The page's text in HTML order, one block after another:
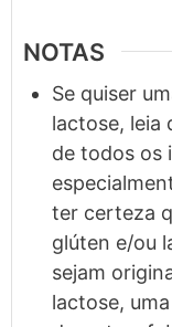
NOTAS
Se quiser
lactose, leia
de todos os
ter certeza
glúten e/ou
sejam
lactose,